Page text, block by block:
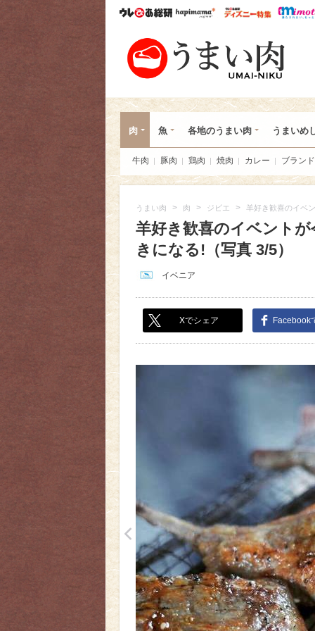
ウレぴあ総研ハピママ*
ウレぴ
肉 魚 各地のうまい肉 うまいめ
牛肉 豚肉 鶏肉 焼肉 カレー ブラン
うまい肉 > 肉 > ジビエ > 羊好き歓喜のイベ
羊好き歓喜のイベント
きになる!（写真 3/5）
イベニア
Xでシェア Facebook